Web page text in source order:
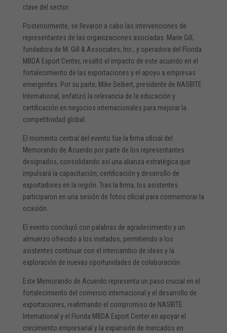
clave del sector.
Posteriormente, se llevaron a cabo las intervenciones de
representantes de las organizaciones asociadas. Marie Gill,
fundadora de M. Gill & Associates, Inc., y operadora del Florida
MBDA Export Center, resaltó el impacto de este acuerdo en el
fortalecimiento de las exportaciones y el apoyo a empresas
emergentes. Por su parte, Mike Seibert, presidente de NASBITE
International, enfatizó la relevancia de la educación y
certificación en negocios internacionales para mejorar la
competitividad global.
El momento central del evento fue la firma oficial del
Memorando de Acuerdo por parte de los representantes
designados, consolidando así una alianza estratégica que
impulsará la capacitación, certificación y desarrollo de
exportadores en la región. Tras la firma, los asistentes
participaron en una sesión de fotos oficial para conmemorar la
ocasión.
El evento concluyó con palabras de agradecimiento y un
almuerzo ofrecido a los invitados, permitiendo a los
asistentes continuar con el intercambio de ideas y la
exploración de nuevas oportunidades de colaboración.
Este Memorando de Acuerdo representa un paso crucial en el
fortalecimiento del comercio internacional y el desarrollo de
exportaciones, reafirmando el compromiso de NASBITE
International y el Florida MBDA Export Center en apoyar el
crecimiento empresarial y la expansión de mercados en